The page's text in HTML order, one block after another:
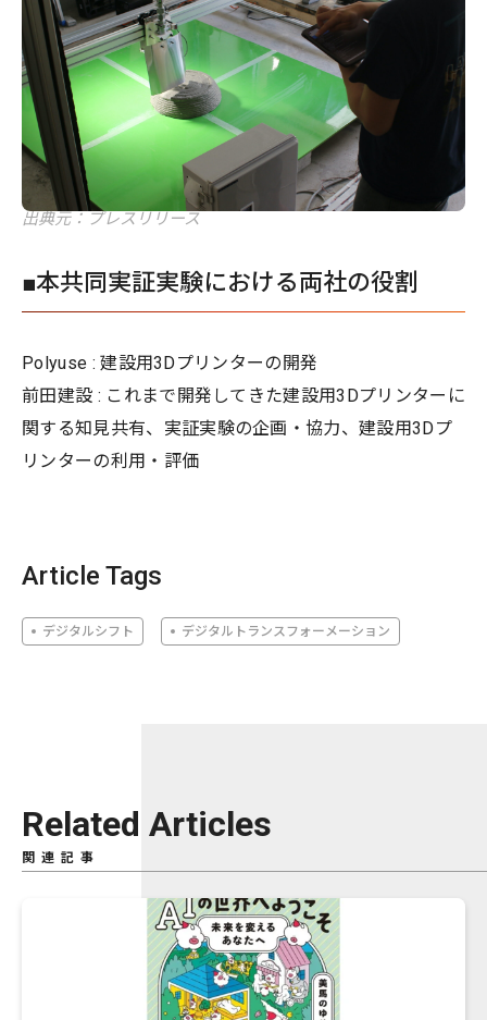
出典元：プレスリリース
■本共同実証実験における両社の役割
Polyuse : 建設用3Dプリンターの開発
前田建設 : これまで開発してきた建設用3Dプリンターに
関する知見共有、実証実験の企画・協力、建設用3Dプ
リンターの利用・評価
Article Tags
デジタルシフト デジタルトランスフォーメーション
Related Articles
関連記事